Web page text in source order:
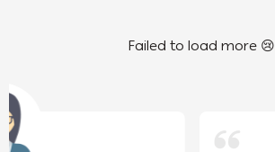
Failed to load more 😢